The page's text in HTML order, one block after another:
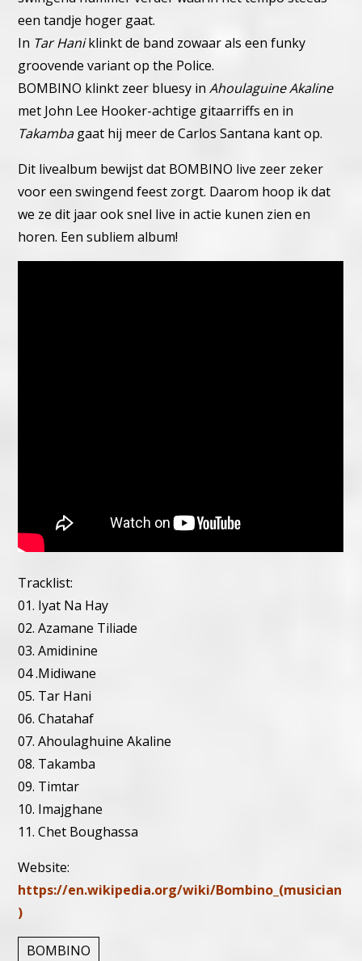
een tandje hoger gaat.
In Tar Haniklinkt de band zowaar als een funky
groovende variant op the Police.
BOMBINO klinkt zeer bluesy inAhoulaguine Akaline
met John Lee Hooker-achtige gitaarriffs en in
Takambagaat hij meer de Carlos Santana kant op.
Dit livealbum bewijst dat BOMBINO live zeer zeker
voor een swingend feest zorgt. Daarom hoop ik dat
we ze dit jaar ook snel live in actie kunen zien en
horen. Een subliem album!
Tracklist:
01. Iyat Na Hay
02. Azamane Tiliade
03. Amidinine
04 .Midiwane
05. Tar Hani
06. Chatahaf
07. Ahoulaghuine Akaline
08. Takamba
09. Timtar
10. Imajghane
11. Chet Boughassa
Website:
https://en.wikipedia.org/wiki/Bombino_(musician
)
BOMBINO